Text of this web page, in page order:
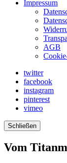
Impressum
AGB
twitter
facebook
instagram
pinterest
vimeo
Schließen
Vom